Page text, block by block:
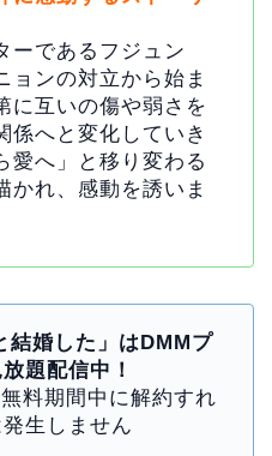
ーであるフジュン
ョンの対立から始ま
に互いの傷や弱さを
係へと変化していき
愛へ」と移り変わる
かれ、感動を誘いま
結婚した」はDMMプ
題配信中！
料期間中に解約すれ
生しません